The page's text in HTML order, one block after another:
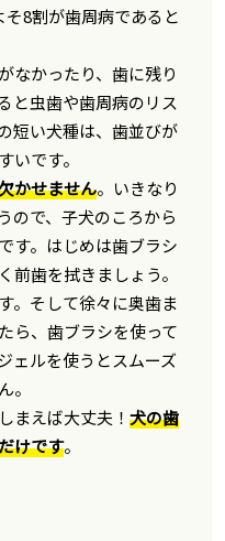
8割が歯周病であると
なかったり、歯に残り
と虫歯や歯周病のリス
短い犬種は、歯並びが
いです。
かせません。いきなり
ので、子犬のころから
す。はじめは歯ブラシ
前歯を拭きましょう。
。そして徐々に奥歯ま
ら、歯ブラシを使って
ェルを使うとスムーズ
。
まえば大丈夫！犬の歯
けです。